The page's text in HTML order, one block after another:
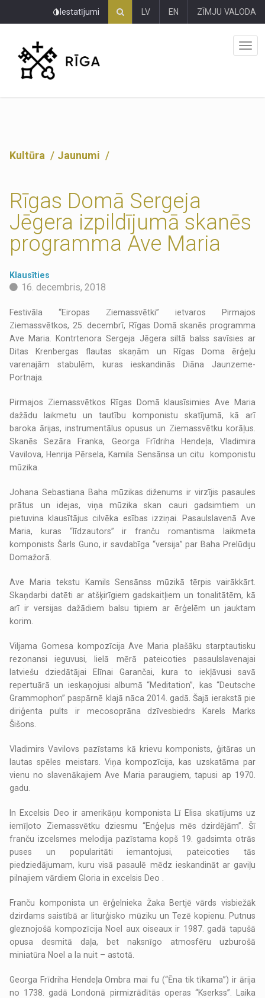
Iestatījumi LV EN ZĪMJU VALODA
Kultūra Jaunumi
Rīgas Domā Sergeja
Jēgera izpildījumā skanēs
programma Ave Maria
Klausīties
16. decembris, 2018
Festivāla “Eiropas Ziemassvētki” ietvaros Pirmajos
Ziemassvētkos, 25. decembrī, Rīgas Domā skanēs programma
Ave Maria. Kontrtenora Sergeja Jēgera siltā balss savīsies ar
Ditas Krenbergas flautas skaņām un Rīgas Doma ērģeļu
varenajām stabulēm, kuras ieskandinās Diāna Jaunzeme-
Portnaja.
Pirmajos Ziemassvētkos Rīgas Domā klausīsimies Ave Maria
dažādu laikmetu un tautību komponistu skatījumā, kā arī
baroka ārijas, instrumentālus opusus un Ziemassvētku korāļus.
Skanēs Sezāra Franka, Georga Frīdriha Hendeļa, Vladimira
Vavilova, Henrija Pērsela, Kamila Sensānsa un citu komponistu
mūzika.
Johana Sebastiana Baha mūzikas diženums ir virzījis pasaules
prātus un idejas, viņa mūzika skan cauri gadsimtiem un
pietuvina klausītājus cilvēka esības izziņai. Pasaulslavenā Ave
Maria, kuras “līdzautors” ir franču romantisma laikmeta
komponists Šarls Guno, ir savdabīga “versija” par Baha Prelūdiju
Domažorā.
Ave Maria tekstu Kamils Sensānss mūzikā tērpis vairākkārt.
Skaņdarbi datēti ar atšķirīgiem gadskaitļiem un tonalitātēm, kā
arī ir versijas dažādiem balsu tipiem ar ērģelēm un jauktam
korim.
Viljama Gomesa kompozīcija Ave Maria plašāku starptautisku
rezonansi ieguvusi, lielā mērā pateicoties pasaulslavenajai
latviešu dziedātājai Elīnai Garančai, kura to iekļāvusi savā
repertuārā un ieskaņojusi albumā “Meditation”, kas “Deutsche
Grammophon” paspārnē klajā nāca 2014. gadā. Šajā ierakstā pie
diriģenta pults ir mecosoprāna dzīvesbiedrs Karels Marks
Šišons.
Vladimirs Vavilovs pazīstams kā krievu komponists, ģitāras un
lautas spēles meistars. Viņa kompozīcija, kas uzskatāma par
vienu no slavenākajiem Ave Maria paraugiem, tapusi ap 1970.
gadu.
In Excelsis Deo ir amerikāņu komponista Lī Elisa skatījums uz
iemīļoto Ziemassvētku dziesmu “Enģeļus mēs dzirdējām”. Šī
franču izcelsmes melodija pazīstama kopš 19. gadsimta otrās
puses un popularitāti iemantojusi, pateicoties tās
piedziedājumam, kuru visā pasaulē mēdz ieskandināt ar gaviļu
pilnajiem vārdiem Gloria in excelsis Deo .
Franču komponista un ērģelnieka Žaka Bertjē vārds visbiežāk
dzirdams saistībā ar liturģisko mūziku un Tezē kopienu. Putnus
gleznojošā kompozīcija Noel aux oiseaux ir 1987. gadā tapušā
opusa desmitā daļa, bet naksnīgo atmosfēru uzburošā
miniatūra Noel a la nuit – astotā.
Georga Frīdriha Hendeļa Ombra mai fu (“Ēna tik tīkama”) ir ārija
no 1738. gadā Londonā pirmizrādītās operas “Kserkss”. Laika